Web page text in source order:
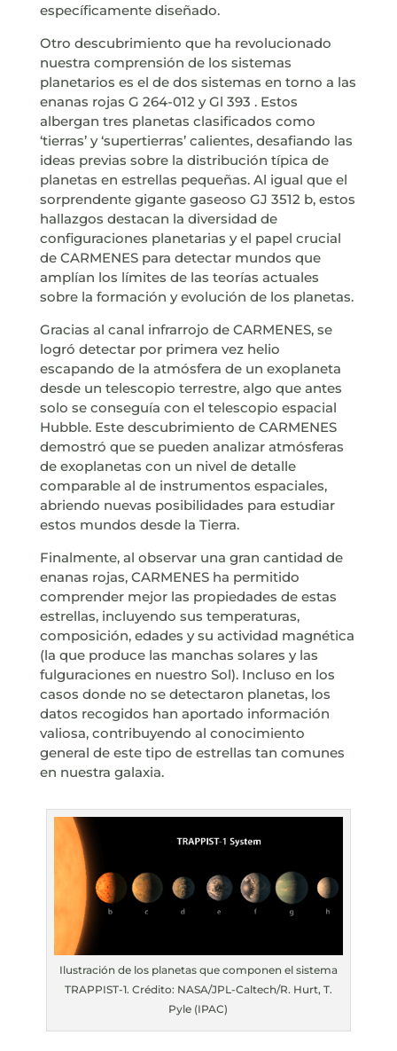
específicamente diseñado.
Otro descubrimiento que ha revolucionado
nuestra comprensión de los sistemas
planetarios es el de dos sistemas en torno a las
enanas rojas G 264-012 y Gl 393 . Estos
albergan tres planetas clasificados como
‘tierras’ y ‘supertierras’ calientes, desafiando las
ideas previas sobre la distribución típica de
planetas en estrellas pequeñas. Al igual que el
sorprendente gigante gaseoso GJ 3512 b, estos
hallazgos destacan la diversidad de
configuraciones planetarias y el papel crucial
de CARMENES para detectar mundos que
amplían los límites de las teorías actuales
sobre la formación y evolución de los planetas.
Gracias al canal infrarrojo de CARMENES, se
logró detectar por primera vez helio
escapando de la atmósfera de un exoplaneta
desde un telescopio terrestre, algo que antes
solo se conseguía con el telescopio espacial
Hubble. Este descubrimiento de CARMENES
demostró que se pueden analizar atmósferas
de exoplanetas con un nivel de detalle
comparable al de instrumentos espaciales,
abriendo nuevas posibilidades para estudiar
estos mundos desde la Tierra.
Finalmente, al observar una gran cantidad de
enanas rojas, CARMENES ha permitido
comprender mejor las propiedades de estas
estrellas, incluyendo sus temperaturas,
composición, edades y su actividad magnética
(la que produce las manchas solares y las
fulguraciones en nuestro Sol). Incluso en los
casos donde no se detectaron planetas, los
datos recogidos han aportado información
valiosa, contribuyendo al conocimiento
general de este tipo de estrellas tan comunes
en nuestra galaxia.
Ilustración de los planetas que componen el sistema
TRAPPIST-1. Crédito: NASA/JPL-Caltech/R. Hurt, T.
Pyle (IPAC)